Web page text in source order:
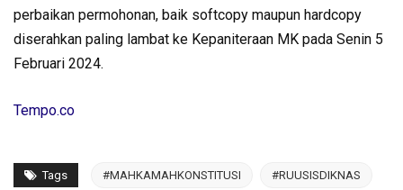
perbaikan permohonan, baik softcopy maupun hardcopy
diserahkan paling lambat ke Kepaniteraan MK pada Senin 5
Februari 2024.
Tempo.co
Tags #MAHKAMAHKONSTITUSI #RUUSISDIKNAS